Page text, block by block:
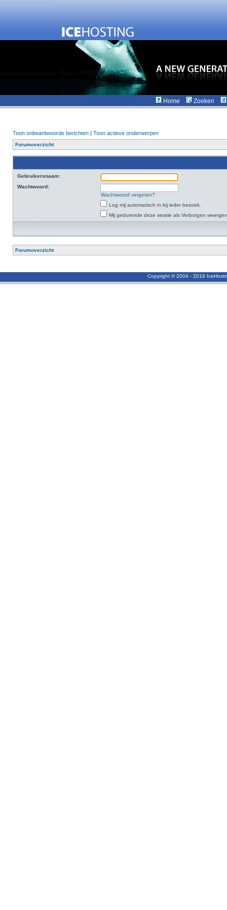
Home Zoeken
Toon onbeantwoorde berichten | Toon actieve onderwerpen
Forumoverzicht
Gebruikersnaam:
Wachtwoord:
Wachtwoord vergeten?
Log mij automatisch in bij ieder bezoek.
Mij gedurende deze sessie als Verborgen
Forumoverzicht
Copyright © 2004 - 2016